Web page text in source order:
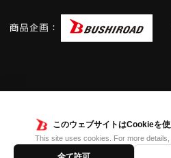
このウェブサイトはCookieを
This site uses cookies. For more